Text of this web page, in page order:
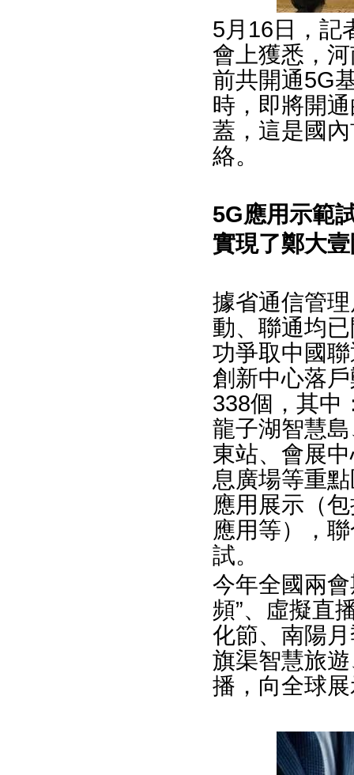
5月16日，記
會上獲悉，
前共開通5G
時，即將開
蓋，這是國
絡。
5G應用示範
實現了鄭大
據省通信管
動、聯通均
功爭取中國
創新中心落
338個，其中
龍子湖智慧
東站、會展
息廣場等重
應用展示（
應用等），
試。
今年全國兩
頻”、虛擬直
化節、南陽
旗渠智慧旅
播，向全球